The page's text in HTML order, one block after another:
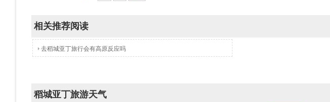
相关推荐阅读
去稻城亚丁旅行会有高原反应吗
稻城亚丁旅游天气